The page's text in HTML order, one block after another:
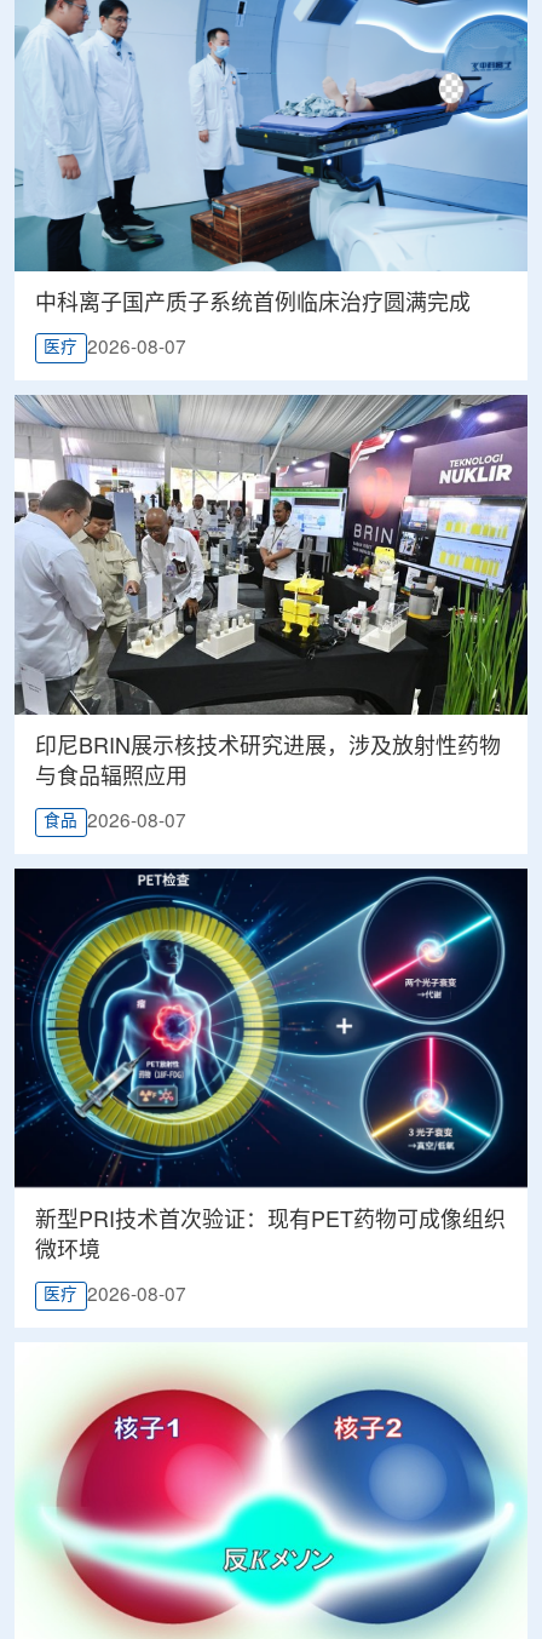
中科离子国产质子系统首例临床治疗圆满完成
医疗 2026-08-07
印尼BRIN展示核技术研究进展，涉及放射性药物
与食品辐照应用
食品 2026-08-07
新型PRI技术首次验证：现有PET药物可成像组织
微环境
医疗 2026-08-07